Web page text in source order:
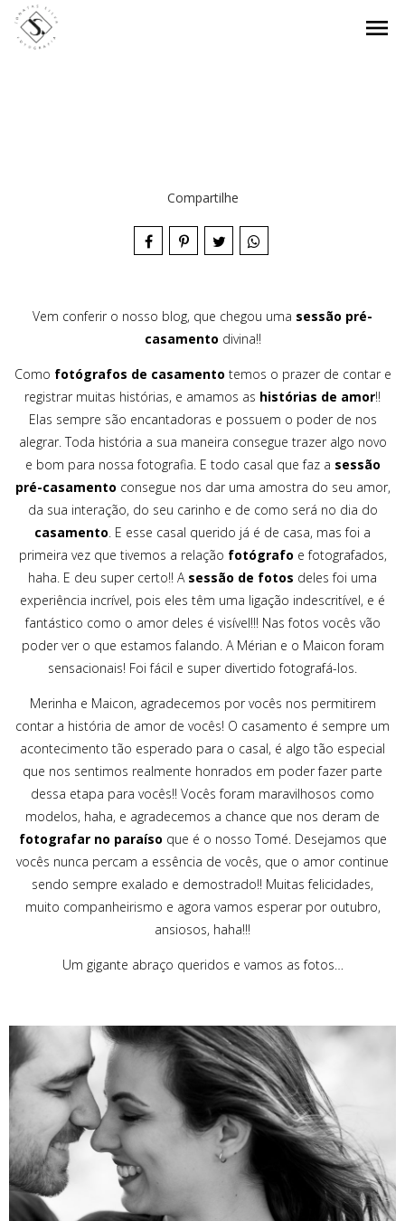
menu
Compartilhe
Vem conferir o nosso blog, que chegou uma sessão pré-
casamento divina!!
Como fotógrafos de casamento temos o prazer de contar e
registrar muitas histórias, e amamos as histórias de amor!!
Elas sempre são encantadoras e possuem o poder de nos
alegrar. Toda história a sua maneira consegue trazer algo novo
e bom para nossa fotografia. E todo casal que faz a sessão
pré-casamento consegue nos dar uma amostra do seu amor,
da sua interação, do seu carinho e de como será no dia do
casamento. E esse casal querido já é de casa, mas foi a
primeira vez que tivemos a relação fotógrafo e fotografados,
haha. E deu super certo!! A sessão de fotos deles foi uma
experiência incrível, pois eles têm uma ligação indescritível, e é
fantástico como o amor deles é visível!!! Nas fotos vocês vão
poder ver o que estamos falando. A Mérian e o Maicon foram
sensacionais! Foi fácil e super divertido fotografá-los.
Merinha e Maicon, agradecemos por vocês nos permitirem
contar a história de amor de vocês! O casamento é sempre um
acontecimento tão esperado para o casal, é algo tão especial
que nos sentimos realmente honrados em poder fazer parte
dessa etapa para vocês!! Vocês foram maravilhosos como
modelos, haha, e agradecemos a chance que nos deram de
fotografar no paraíso que é o nosso Tomé. Desejamos que
vocês nunca percam a essência de vocês, que o amor continue
sendo sempre exalado e demostrado!! Muitas felicidades,
muito companheirismo e agora vamos esperar por outubro,
ansiosos, haha!!!
Um gigante abraço queridos e vamos as fotos…